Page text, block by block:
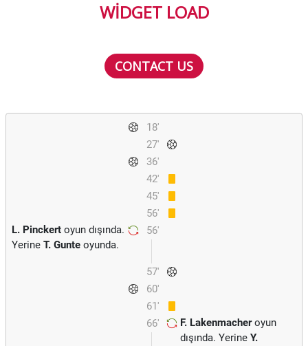
WIDGET LOAD
CONTACT US
18'
27'
36'
42'
45'
56'
56'
L. Pinckert oyun dışında.
Yerine T. Gunte oyunda.
57'
60'
61'
66'
F. Lakenmacheroyun
dışında. Yerine Y.